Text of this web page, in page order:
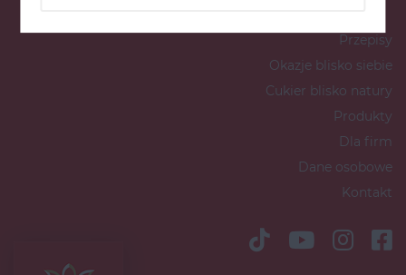
Przepisy
Okazje blisko siebie
Cukier blisko natury
Produkty
Dla firm
Dane osobowe
Kontakt